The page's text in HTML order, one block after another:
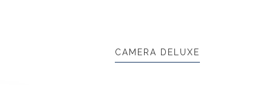
CAMERA DELUXE